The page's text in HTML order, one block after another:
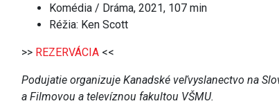
Komédia / Dráma, 2021, 107 min
Réžia: Ken Scott
>> REZERVÁCIA <<
Podujatie organizuje Kanadské veľvyslanectvo na
a Filmovou a televíznou fakultou VŠMU.